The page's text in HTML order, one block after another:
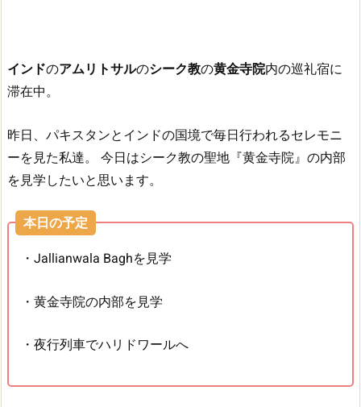
インドのアムリトサルのシーク教の黄金寺院内の巡礼宿に
滞在中。
昨日、パキスタンとインドの国境で毎日行われるセレモニ
ーを見た私達。
今日はシーク教の聖地『黄金寺院』の内部
を見学したいと思います。
本日の予定
・Jallianwala Baghを見学
・黄金寺院の内部を見学
・夜行列車でハリドワールへ